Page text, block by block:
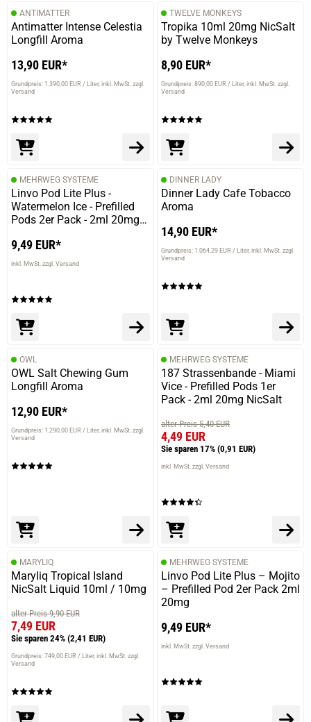
ANTIMATTER
Antimatter Intense Celestia
Longfill Aroma
13,90 EUR*
Grundpreis: 1.390,00 EUR / Liter inkl. MwSt. zzgl.
Versand
TWELVE MONKEYS
Tropika 10ml 20mg NicSalt
by Twelve Monkeys
8,90 EUR*
Grundpreis: 890,00 EUR / Liter inkl. MwSt. zzgl.
Versand
MEHRWEG SYSTEME
Linvo Pod Lite Plus -
Watermelon Ice - Prefilled
Pods 2er Pack - 2ml 20mg
9,49 EUR*
inkl. MwSt. zzgl. Versand
DINNER LADY
Dinner Lady Cafe Tobacco
Aroma
14,90 EUR*
Grundpreis: 1.064,29 EUR / Liter inkl. MwSt. zzgl.
Versand
OWL
OWL Salt Chewing Gum
Longfill Aroma
12,90 EUR*
Grundpreis: 1.290,00 EUR / Liter inkl. MwSt. zzgl.
Versand
MEHRWEG SYSTEME
187 Strassenbande - Miami
Vice - Prefilled Pods 1er
Pack - 2ml 20mg NicSalt
alter Preis 5,40 EUR
4,49 EUR
Sie sparen 17% (0,91 EUR)
inkl. MwSt. zzgl. Versand
MARYLIQ
Maryliq Tropical Island
NicSalt Liquid 10ml / 10mg
alter Preis 9,90 EUR
7,49 EUR
Sie sparen 24% (2,41 EUR)
Grundpreis: 749,00 EUR / Liter inkl. MwSt. zzgl.
Versand
MEHRWEG SYSTEME
Linvo Pod Lite Plus – Mojito
– Prefilled Pod 2er Pack 2ml
20mg
9,49 EUR*
inkl. MwSt. zzgl. Versand